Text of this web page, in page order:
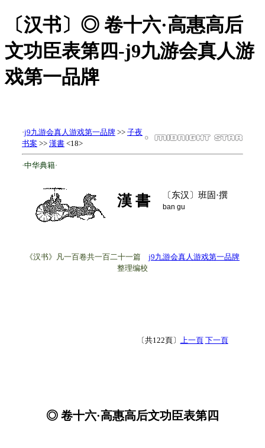
〔汉书〕◎ 卷十六·高惠高后
文功臣表第四-j9九游会真人游
戏第一品牌
·j9九游会真人游戏第一品牌 >> 子夜
书案 >> 漢書 <18>
·中华典籍·
漢 書 〔东汉〕班固·撰
ban gu
《汉书》凡一百卷共一百二十一篇 j9九游会真人游戏第一品牌
整理编校
〔共122頁〕 上一頁 下一頁
◎ 卷十六·高惠高后文功臣表第四